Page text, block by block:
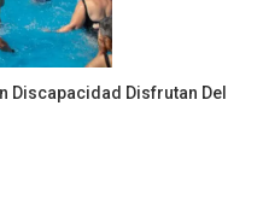
Discapacidad Disfrutan Del